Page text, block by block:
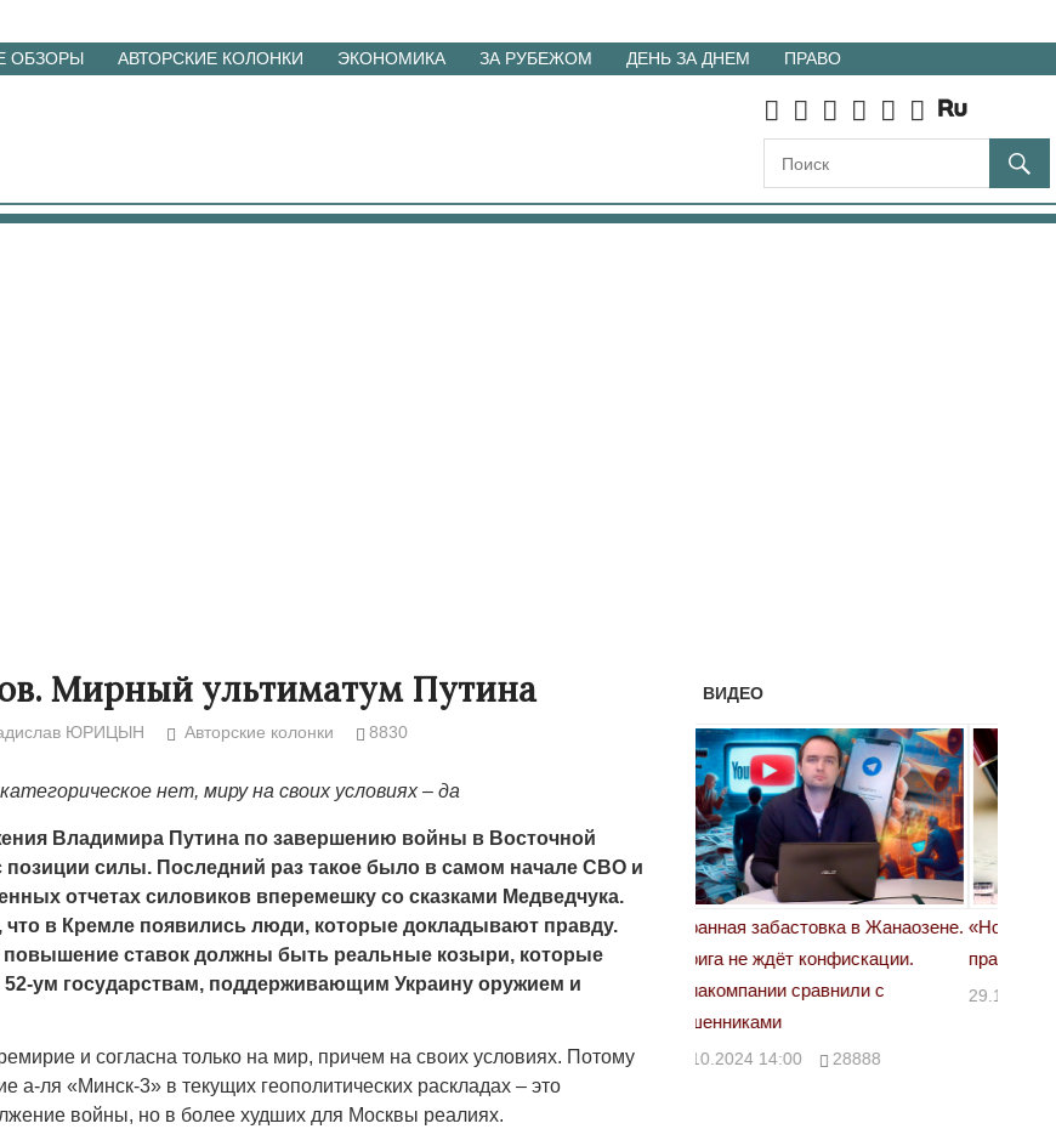
ОБЗОРЫ АВТОРСКИЕ КОЛОНКИ ЭКОНОМИКА ЗА РУБЕЖОМ ДЕНЬ ЗА ДНЕМ ПРАВО
Мирный ультиматум Путина
ЮРИЦЫН Авторские колонки 8830
нет, миру на своих условиях – да
Владимира Путина по завершению войны в Восточной
позиции силы. Последний раз такое было в самом начале СВО и
отчетах силовиков вперемешку со сказками Медведчука.
что в Кремле появились люди, которые докладывают правду.
повышение ставок должны быть реальные козыри, которые
ум государствам, поддерживающим Украину оружием и
и согласна только на мир, причем на своих условиях. Потому
а-ля «Минск-3» в текущих геополитических раскладах – это
войны, но в более худших для Москвы реалиях.
ВИДЕО
Народ выбрал свет
17.10.2024 17:00 29972
Странная забастовка в Жанаозене.
Дарига не ждёт конфискации.
Авиакомпании сравнили с
30.10.2024 14:00 28888
«Новый Казахстан не говорит всей
правды»
29.10.2024 09:00 39623